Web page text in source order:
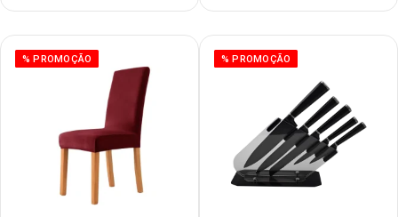
% PROMOÇÃO % PROMOÇÃO